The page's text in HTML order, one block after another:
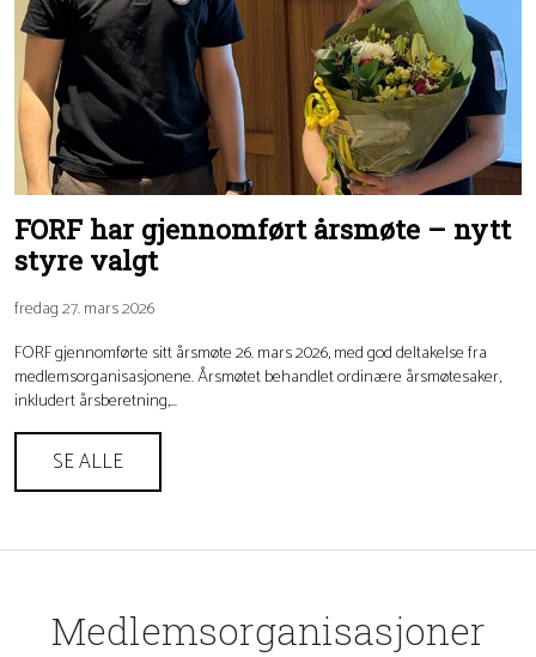
FORF har gjennomført årsmøte – nytt
styre valgt
fredag 27. mars 2026
FORF gjennomførte sitt årsmøte 26. mars 2026, med god deltakelse fra
medlemsorganisasjonene. Årsmøtet behandlet ordinære årsmøtesaker,
inkludert årsberetning,...
SE ALLE
Medlemsorganisasjoner